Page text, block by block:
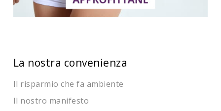
La nostra convenienza
Il risparmio che fa ambiente
Il nostro manifesto